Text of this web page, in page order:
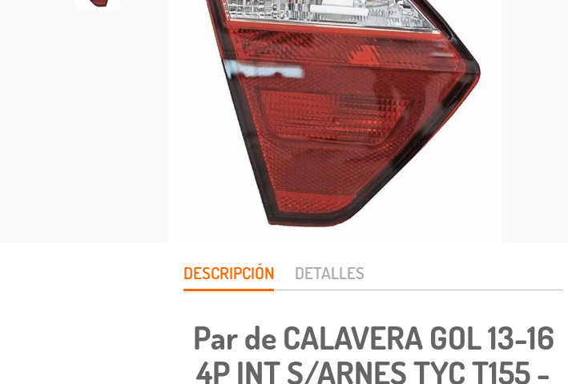
DESCRIPCIÓN DETALLES
Par de CALAVERA GOL 13-16
4P INT S/ARNES TYC T155 -